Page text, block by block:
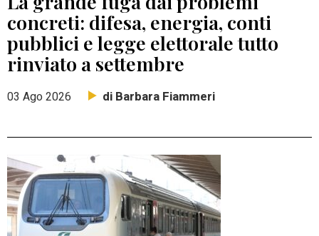
concreti: difesa, energia, conti
pubblici e legge elettorale tutto
rinviato a settembre
03 Ago 2026 di Barbara Fiammeri